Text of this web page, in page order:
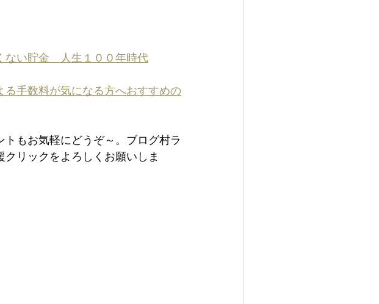
い貯金　人生１００年時代
手数料が気になる方へおすすめの
もお気軽にどうぞ～。ブログ村ラ
リックをよろしくお願いしま